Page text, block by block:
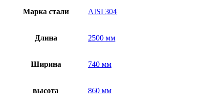
Марка стали AISI 304
Длина 2500 мм
Ширина 740 мм
высота 860 мм